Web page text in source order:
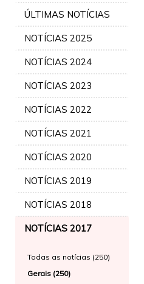
ÚLTIMAS NOTÍCIAS
NOTÍCIAS 2025
NOTÍCIAS 2024
NOTÍCIAS 2023
NOTÍCIAS 2022
NOTÍCIAS 2021
NOTÍCIAS 2020
NOTÍCIAS 2019
NOTÍCIAS 2018
NOTÍCIAS 2017
Todas as notícias (250)
Gerais (250)